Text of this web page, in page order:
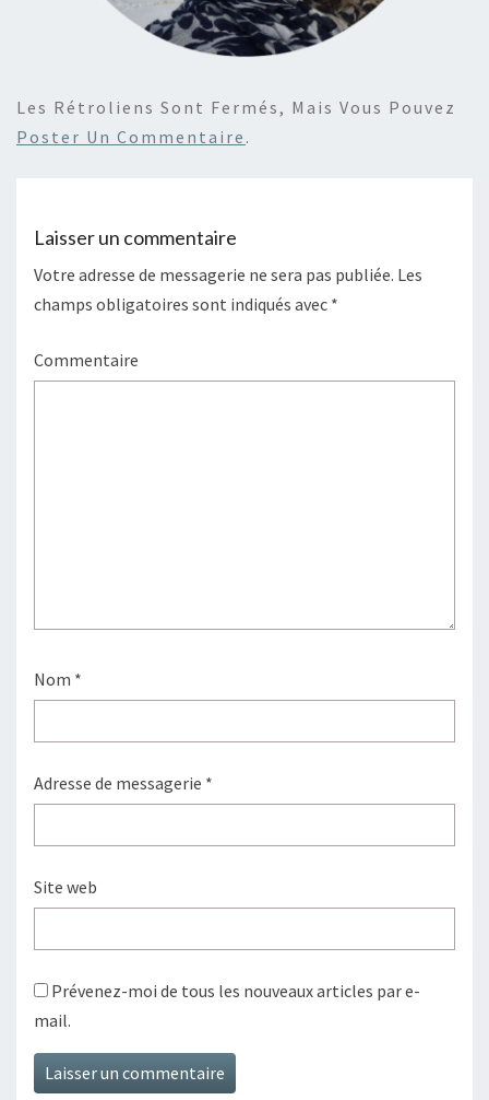
Les Rétroliens Sont Fermés, Mais Vous Pouvez
Poster Un Commentaire .
Laisser un commentaire
Votre adresse de messagerie ne sera pas publiée. Les
champs obligatoires sont indiqués avec *
Commentaire
Nom *
Adresse de messagerie *
Site web
Prévenez-moi de tous les nouveaux articles par e-
mail.